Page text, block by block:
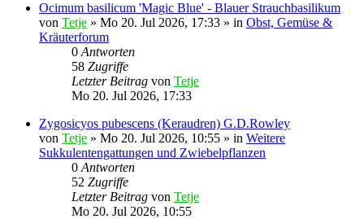
Ocimum basilicum 'Magic Blue' - Blauer Strauchbasilikum
von Tetje » Mo 20. Jul 2026, 17:33 » in Obst, Gemüse &
Kräuterforum
0 Antworten
58 Zugriffe
Letzter Beitrag von Tetje
Mo 20. Jul 2026, 17:33
Zygosicyos pubescens (Keraudren) G.D.Rowley
von Tetje » Mo 20. Jul 2026, 10:55 » in Weitere
Sukkulentengattungen und Zwiebelpflanzen
0 Antworten
52 Zugriffe
Letzter Beitrag von Tetje
Mo 20. Jul 2026, 10:55